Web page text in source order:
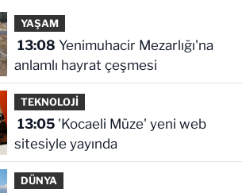
YAŞAM
13:08
anlamlı hayrat çeşmesi
TEKNOLOJİ
13:05'Kocaeli Müze' yeni web
sitesiyle yayında
DÜNYA